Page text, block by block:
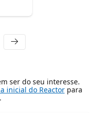
ser do seu interesse.
inicial do Reactorpara